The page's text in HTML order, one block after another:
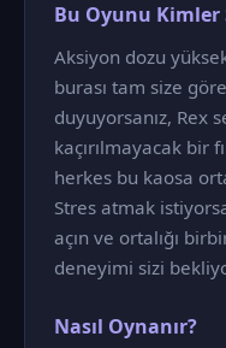
Bu Oyunu Kimler
Aksiyon dozu
burası tam size
duyuyorsanız, Rex
kaçırılmayacak bir
herkes bu kaosa
Stres atmak
açın ve ortalığı
deneyimi sizi
Nasıl Oynanır?